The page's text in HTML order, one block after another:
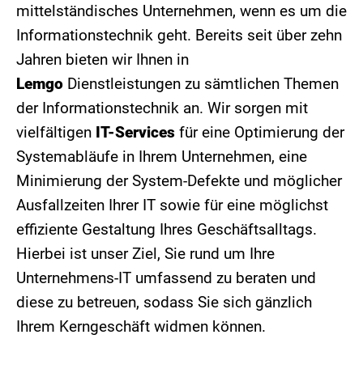
mittelständisches Unternehmen, wenn es um die
Informationstechnik geht. Bereits seit über zehn
Jahren bieten wir Ihnen in
Lemgo Dienstleistungen zu sämtlichen Themen
der Informationstechnik an. Wir sorgen mit
vielfältigen IT-Services für eine Optimierung der
Systemabläufe in Ihrem Unternehmen, eine
Minimierung der System-Defekte und möglicher
Ausfallzeiten Ihrer IT sowie für eine möglichst
effiziente Gestaltung Ihres Geschäftsalltags.
Hierbei ist unser Ziel, Sie rund um Ihre
Unternehmens-IT umfassend zu beraten und
diese zu betreuen, sodass Sie sich gänzlich
Ihrem Kerngeschäft widmen können.